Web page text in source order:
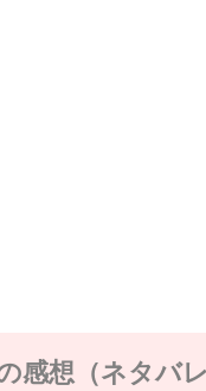
感想（ネタバ